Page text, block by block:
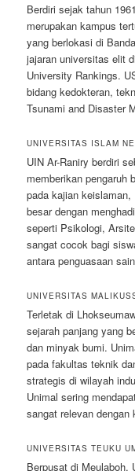
Berdiri sejak tahun
merupakan kampus
yang berlokasi di
jajaran universitas elit
University Rankings.
bidang kedokteran,
Tsunami and Disaster
UNIVERSITAS ISLAM
UIN Ar-Raniry berdiri
memberikan pengaruh
pada kajian
besar dengan
seperti Psikologi,
sangat cocok bagi
antara penguasaan
UNIVERSITAS
Terletak di
sejarah panjang yang
dan minyak bumi.
pada fakultas teknik
strategis di wilayah
Unimal sering
sangat relevan dengan
UNIVERSITAS TEUKU
Berpusat di Meulaboh,